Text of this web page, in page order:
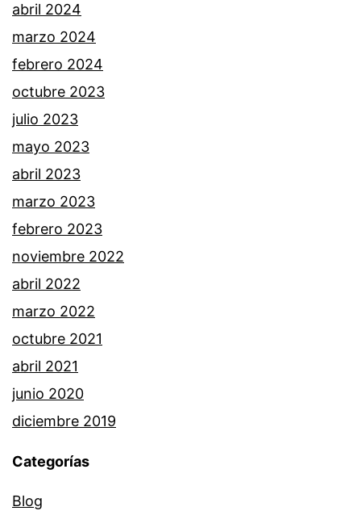
abril 2024
marzo 2024
febrero 2024
octubre 2023
julio 2023
mayo 2023
abril 2023
marzo 2023
febrero 2023
noviembre 2022
abril 2022
marzo 2022
octubre 2021
abril 2021
junio 2020
diciembre 2019
Categorías
Blog